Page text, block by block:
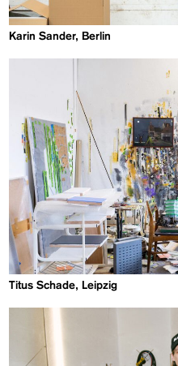
Karin Sander, Berlin
Titus Schade, Leipzig